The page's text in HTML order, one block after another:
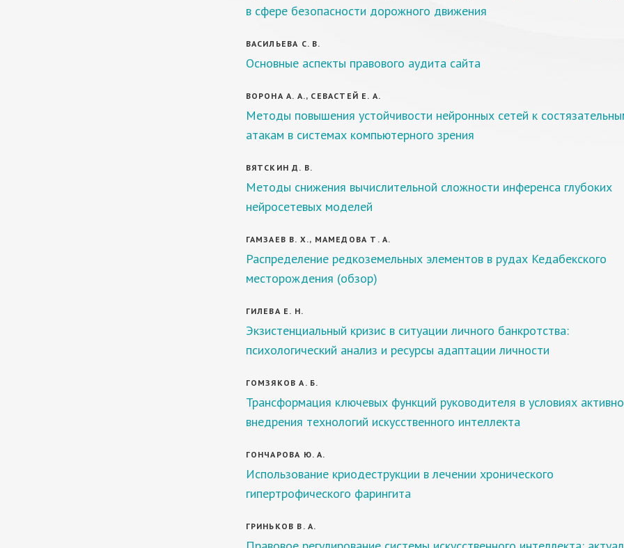
в сфере безопасности дорожного движения
ВАСИЛЬЕВА С. В.
Основные аспекты правового аудита сайта
ВОРОНА А. А., СЕВАСТЕЙ Е. А.
Методы повышения устойчивости нейронных сетей к
атакам в системах компьютерного зрения
ВЯТСКИН Д. В.
Методы снижения вычислительной сложности инференса глубоких
нейросетевых моделей
ГАМЗАЕВ В. Х., МАМЕДОВА Т. А.
Распределение редкоземельных элементов в рудах Кедабекского
месторождения (обзор)
ГИЛЕВА Е. Н.
Экзистенциальный кризис в ситуации личного банкротства:
психологический анализ и ресурсы адаптации личности
ГОМЗЯКОВ А. Б.
Трансформация ключевых функций руководителя в условиях
внедрения технологий искусственного интеллекта
ГОНЧАРОВА Ю. А.
Использование криодеструкции в лечении хронического
гипертрофического фарингита
ГРИНЬКОВ В. А.